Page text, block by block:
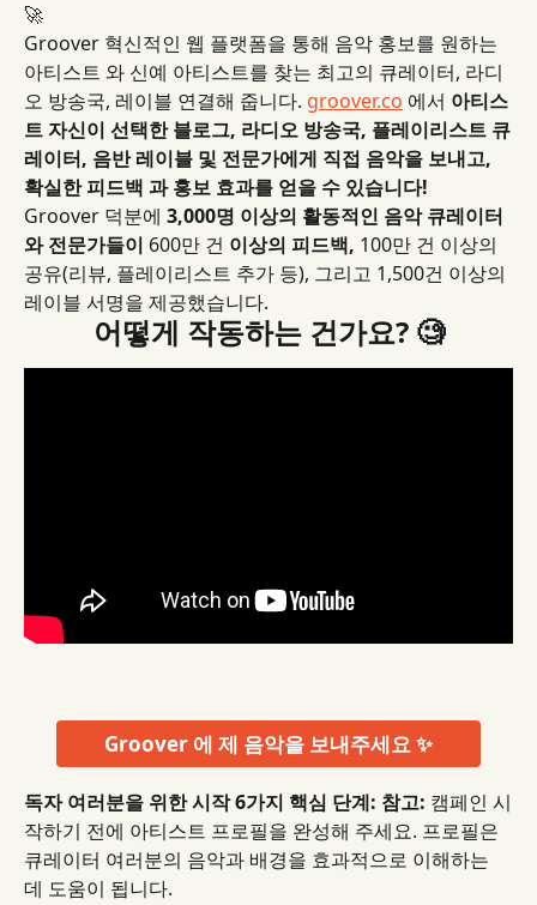
🚀
Groover 혁신적인 웹 플랫폼을 통해 음악 홍보를 원하는
아티스트 와 신예 아티스트를 찾는 최고의 큐레이터, 라디
오 방송국, 레이블 연결해 줍니다. groover.co 에서 아티스
트 자신이 선택한 블로그, 라디오 방송국, 플레이리스트 큐
레이터, 음반 레이블 및 전문가에게 직접 음악을 보내고,
확실한 피드백 과 홍보 효과를 얻을 수 있습니다!
Groover 덕분에 3,000명 이상의 활동적인 음악 큐레이터
와 전문가들이 600만 건 이상의 피드백, 100만 건 이상의
공유(리뷰, 플레이리스트 추가 등), 그리고 1,500건 이상의
레이블 서명을 제공했습니다.
어떻게 작동하는 건가요? 🧐
Groover 에 제 음악을 보내주세요 ✨
독자 여러분을 위한 시작 6가지 핵심 단계: 참고: 캠페인 시
작하기 전에 아티스트 프로필을 완성해 주세요. 프로필은
큐레이터 여러분의 음악과 배경을 효과적으로 이해하는
데 도움이 됩니다.